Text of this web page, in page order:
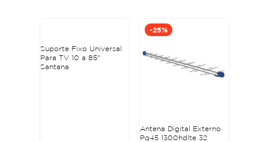
Suporte Fixo Universal
Para TV 10 a 85"
Santana
-25%
Antena Digital Externo
Pq45 1300hdlte 32